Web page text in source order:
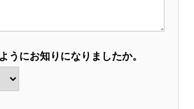
うにお知りになりましたか。